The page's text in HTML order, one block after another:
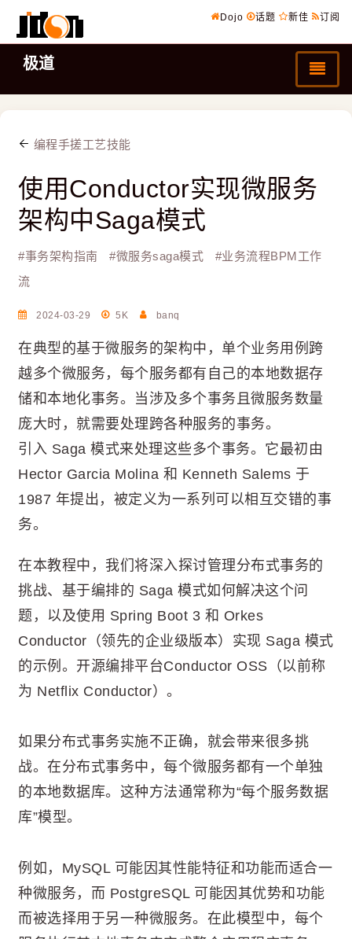
Dojo 话题 新佳 订阅
极道
编程手搓工艺技能
使用Conductor实现微服务
架构中Saga模式
#事务架构指南 #微服务saga模式 #业务流程BPM工作
流
2024-03-29 5K banq
在典型的基于微服务的架构中，单个业务用例跨
越多个微服务，每个服务都有自己的本地数据存
储和本地化事务。当涉及多个事务且微服务数量
庞大时，就需要处理跨各种服务的事务。
引入 Saga 模式来处理这些多个事务。它最初由
Hector Garcia Molina 和 Kenneth Salems 于
1987 年提出，被定义为一系列可以相互交错的事
务。
在本教程中，我们将深入探讨管理分布式事务的
挑战、基于编排的 Saga 模式如何解决这个问
题，以及使用 Spring Boot 3 和 Orkes
Conductor（领先的企业级版本）实现 Saga 模式
的示例。开源编排平台Conductor OSS（以前称
为 Netflix Conductor）。
如果分布式事务实施不正确，就会带来很多挑
战。在分布式事务中，每个微服务都有一个单独
的本地数据库。这种方法通常称为“每个服务数据
库”模型。
例如，MySQL 可能因其性能特征和功能而适合一
种微服务，而 PostgreSQL 可能因其优势和功能
而被选择用于另一种微服务。在此模型中，每个